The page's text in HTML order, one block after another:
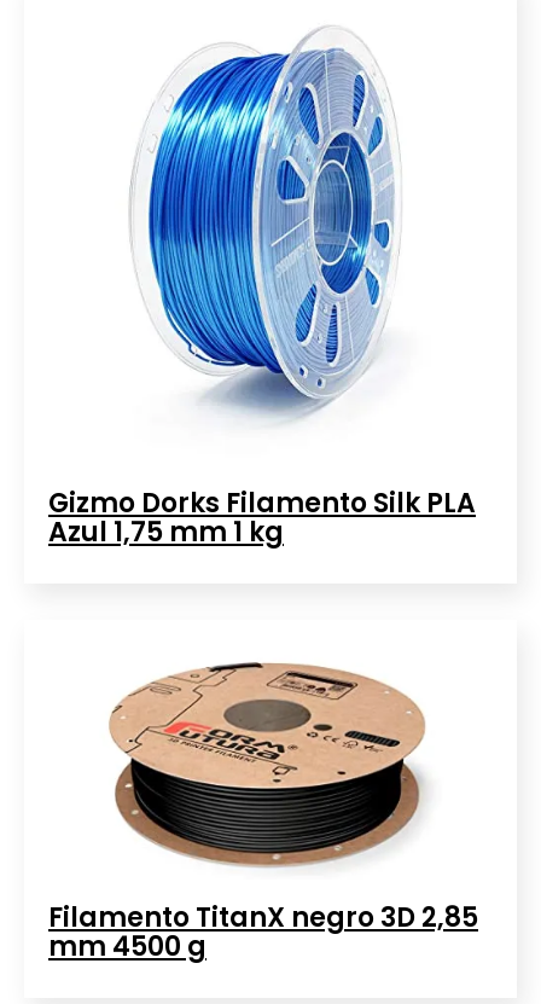
Gizmo Dorks Filamento Silk PLA
Azul 1,75 mm 1 kg
Filamento TitanX negro 3D 2,85
mm 4500 g